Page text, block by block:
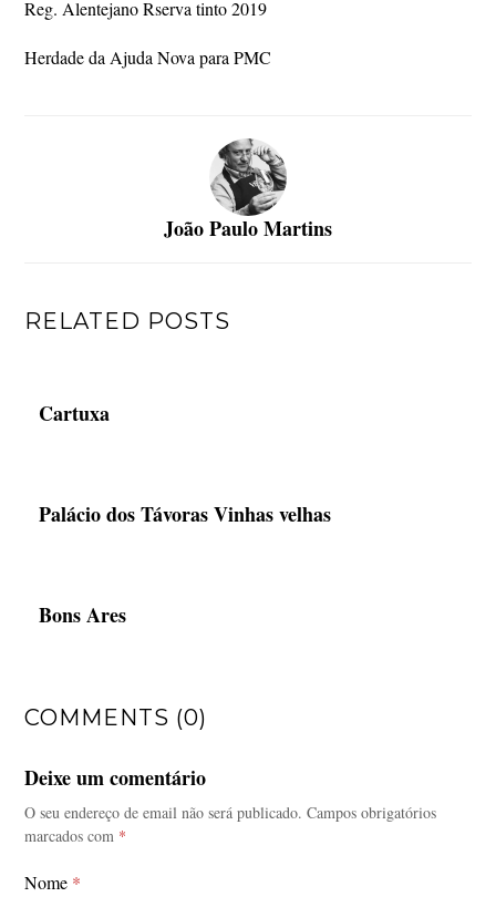
Reg. Alentejano Rserva tinto 2019
Herdade da Ajuda Nova para PMC
João Paulo Martins
RELATED POSTS
Cartuxa
Palácio dos Távoras Vinhas velhas
Bons Ares
COMMENTS (0)
Deixe um comentário
O seu endereço de email não será publicado. Campos obrigatórios
marcados com *
Nome *